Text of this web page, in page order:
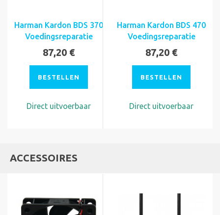
Harman Kardon BDS 370
Voedingsreparatie
87,20 €
BESTELLEN
Direct uitvoerbaar
Harman Kardon BDS 470
Voedingsreparatie
87,20 €
BESTELLEN
Direct uitvoerbaar
ACCESSOIRES